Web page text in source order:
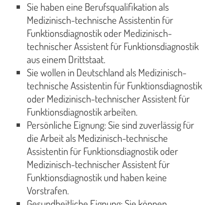
Sie haben eine Berufsqualifikation als
Medizinisch-technische Assistentin für
Funktionsdiagnostik oder Medizinisch-
technischer Assistent für Funktionsdiagnostik
aus einem Drittstaat.
Sie wollen in Deutschland als Medizinisch-
technische Assistentin für Funktionsdiagnostik
oder Medizinisch-technischer Assistent für
Funktionsdiagnostik arbeiten.
Persönliche Eignung: Sie sind zuverlässig für
die Arbeit als Medizinisch-technische
Assistentin für Funktionsdiagnostik oder
Medizinisch-technischer Assistent für
Funktionsdiagnostik und haben keine
Vorstrafen.